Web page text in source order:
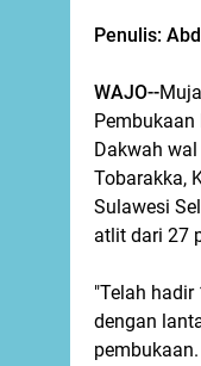
Penulis:
WAJO--
Pembukaan
Dakwah wal
Tobarakka,
Sulawesi
atlit dari 27
"Telah hadir
dengan
pembukaan.